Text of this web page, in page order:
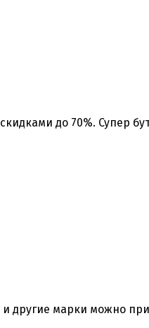
до 70%. Супер
другие марки можно